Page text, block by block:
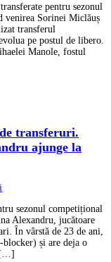
pentru sezonul
venirea Sorinei Miclăuș
transferul
pe postul de libero.
Manole, fostul
transferuri.
ajunge la
sezonul competițional
Alexandru, jucătoare
În vârstă de 23 de ani,
blocker) și are deja o
[…]